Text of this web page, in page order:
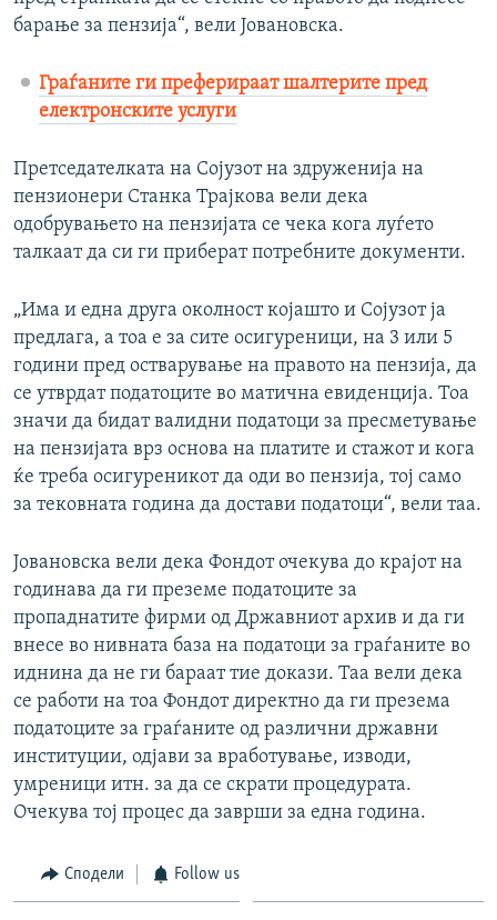
барање за пензија“, вели Јовановска.
Граѓаните ги преферираат шалтерите пред
електронските услуги
Претседателката на Сојузот на здруженија на
пензионери Станка Трајкова вели дека
одобрувањето на пензијата се чека кога луѓето
талкаат да си ги приберат потребните документи.
„Има и една друга околност којашто и Сојузот ја
предлага, а тоа е за сите осигуреници, на 3 или 5
години пред остварување на правото на пензија, да
се утврдат податоците во матична евиденција. Тоа
значи да бидат валидни податоци за пресметување
на пензијата врз основа на платите и стажот и кога
ќе треба осигуреникот да оди во пензија, тој само
за тековната година да достави податоци“, вели таа.
Јовановска вели дека Фондот очекува до крајот на
годинава да ги преземе податоците за
пропаднатите фирми од Државниот архив и да ги
внесе во нивната база на податоци за граѓаните во
иднина да не ги бараат тие докази. Таа вели дека
се работи на тоа Фондот директно да ги презема
податоците за граѓаните од различни државни
институции, одјави за вработување, изводи,
умреници итн. за да се скрати процедурата.
Очекува тој процес да заврши за една година.
Сподели Follow us